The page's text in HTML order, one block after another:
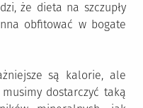
że dieta na szczupły
obfitować w bogate
są kalorie, ale
dostarczyć taką